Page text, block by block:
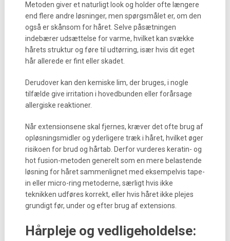
Metoden giver et naturligt look og holder ofte længere
end flere andre løsninger, men spørgsmålet er, om den
også er skånsom for håret. Selve påsætningen
indebærer udsættelse for varme, hvilket kan svække
hårets struktur og føre til udtørring, især hvis dit eget
hår allerede er fint eller skadet.
Derudover kan den kemiske lim, der bruges, i nogle
tilfælde give irritation i hovedbunden eller forårsage
allergiske reaktioner.
Når extensionsene skal fjernes, kræver det ofte brug af
opløsningsmidler og yderligere træk i håret, hvilket øger
risikoen for brud og hårtab. Derfor vurderes keratin- og
hot fusion-metoden generelt som en mere belastende
løsning for håret sammenlignet med eksempelvis tape-
in eller micro-ring metoderne, særligt hvis ikke
teknikken udføres korrekt, eller hvis håret ikke plejes
grundigt før, under og efter brug af extensions.
Hårpleje og vedligeholdelse: